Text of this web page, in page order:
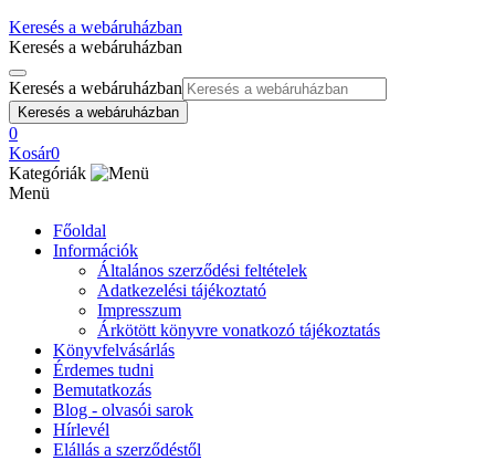
Keresés a webáruházban
Keresés a webáruházban
Keresés a webáruházban
Keresés a webáruházban
0
Kosár0
Kategóriák
Menü
Főoldal
Információk
Általános szerződési feltételek
Adatkezelési tájékoztató
Impresszum
Árkötött könyvre vonatkozó tájékoztatás
Könyvfelvásárlás
Érdemes tudni
Bemutatkozás
Blog - olvasói sarok
Hírlevél
Elállás a szerződéstől